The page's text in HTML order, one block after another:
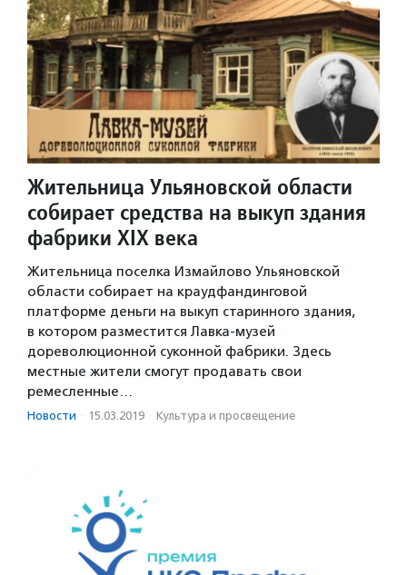
Жительница Ульяновской области
собирает средства на выкуп здания
фабрики XIX века
Жительница поселка Измайлово Ульяновской
области собирает на краудфандинговой
платформе деньги на выкуп старинного здания,
в котором разместится Лавка-музей
дореволюционной суконной фабрики. Здесь
местные жители смогут продавать свои
ремесленные…
Новости · 15.03.2019 · Культура и просвещение